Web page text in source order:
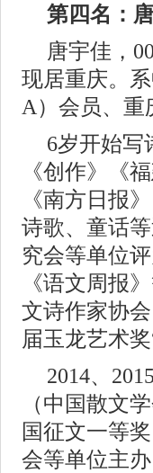
第四名：
唐宇佳，
现居重庆。
A）会员、重
6岁开始写
《创作》《
《南方日报
诗歌、童话
究会等单位
《语文周报
文诗作家协
届玉龙艺术
2014、
（中国散文
国征文一等
会等单位主